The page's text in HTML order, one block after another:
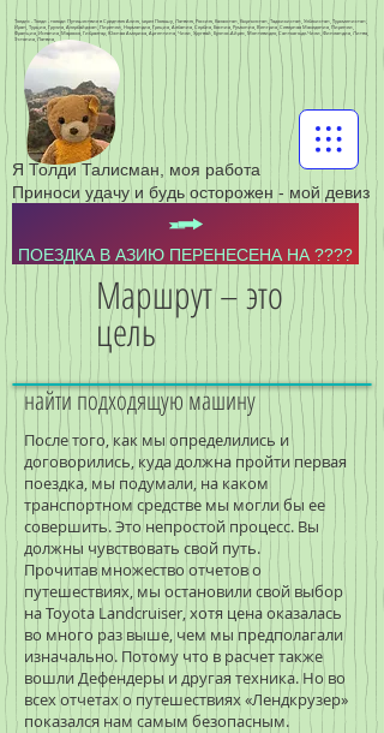
Я Толди Талисман, моя работа
Приноси удачу и будь осторожен - мой девиз
Толдис - Толди - тольди Путешествие в Среднюю Азию, через Польшу, Латвию, Россию, Казахстан, Кыргызстан, Таджикистан, Узбекистан, Туркменистан,
Иран, Турция, Грузия, Азербайджан, Пиренеи, Нормандия, Греция, Албания, Сербия, Босния, Румыния, Венгрия, Северная Македония, Пиренеи,
Франция, Испания, Марокко, Гибралтар, Южная Америка, Аргентина, Чили, Уругвай, Буэнос-Айрес, Монтевидео, Сантьяго-де-Чили, Финляндия, Литва,
Эстония, Латвия,
ПОЕЗДКА В АЗИЮ ПЕРЕНЕСЕНА НА ????
Маршрут – это
цель
найти подходящую машину
После того, как мы определились и
договорились, куда должна пройти первая
поездка, мы подумали, на каком
транспортном средстве мы могли бы ее
совершить. Это непростой процесс. Вы
должны чувствовать свой путь.
Прочитав множество отчетов о
путешествиях, мы остановили свой выбор
на Toyota Landcruiser, хотя цена оказалась
во много раз выше, чем мы предполагали
изначально. Потому что в расчет также
вошли Дефендеры и другая техника. Но во
всех отчетах о путешествиях «Лендкрузер»
показался нам самым безопасным.